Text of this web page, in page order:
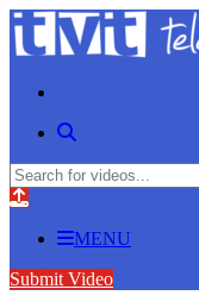
MENU
Submit Video